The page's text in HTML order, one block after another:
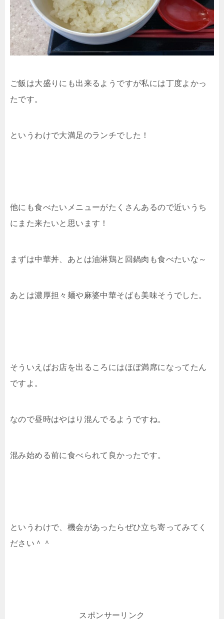
ご飯は大盛りにも出来るようですが私には丁度よかっ
たです。
というわけで大満足のランチでした！
他にも食べたいメニューがたくさんあるので近いうち
にまた来たいと思います！
まずは中華丼、あとは油淋鶏と回鍋肉も食べたいな～
あとは濃厚担々麺や麻婆中華そばも美味そうでした。
そういえばお店を出るころにはほぼ満席になってたん
ですよ。
なので昼時はやはり混んでるようですね。
混み始める前に食べられて良かったです。
というわけで、機会があったらぜひ立ち寄ってみてく
ださい＾＾
スポンサーリンク